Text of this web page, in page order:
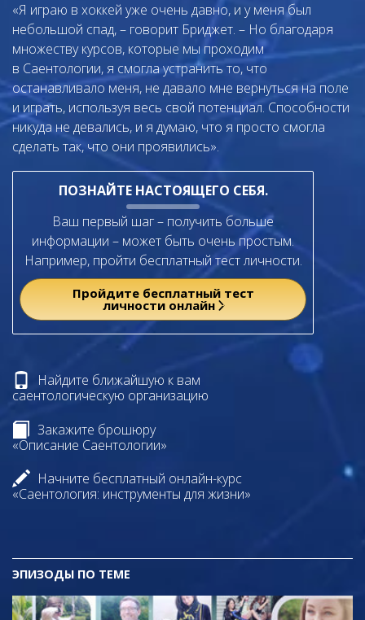
«Я играю в хоккей уже очень давно, и у меня был
небольшой спад, – говорит Бриджет. – Но благодаря
множеству курсов, которые мы проходим
в Саентологии, я смогла устранить то, что
останавливало меня, не давало мне вернуться на поле
и играть, используя весь свой потенциал. Способности
никуда не девались, и я думаю, что я просто смогла
сделать так, что они проявились».
ПОЗНАЙТЕ НАСТОЯЩЕГО СЕБЯ.
Ваш первый шаг – получить больше
информации – может быть очень простым.
Например, пройти бесплатный тест личности.
Пройдите бесплатный тест
личности онлайн
Найдите ближайшую к вам
саентологическую организацию
Закажите брошюру
«Описание Саентологии»
Начните бесплатный онлайн-курс
«Саентология: инструменты для жизни»
ЭПИЗОДЫ ПО ТЕМЕ